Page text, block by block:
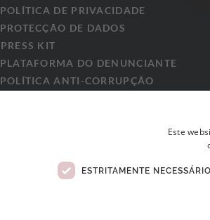
POLÍTICA DE PRIVACIDADE
PROTECÇÃO DE DADOS
PRESS KIT
PLATAFORMA DO DENUNCIANTE
POLÍTICA ANTI-CORRUPÇÃO
Este
ESTRITAMENTE